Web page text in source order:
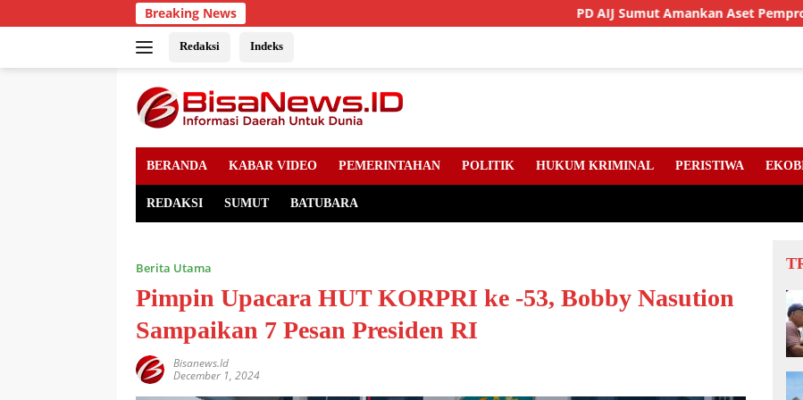
to
Breaking News PD AIJ Sumut Amankan Aset Pemprov Di Binjai,
Redaksi Indeks
BERANDA KABAR VIDEO PEMERINTAHAN POLITIK HUKUM KRIMINAL PERISTIWA
REDAKSI SUMUT BATUBARA
Berita Utama
Pimpin Upacara HUT KORPRI ke -53, Bobby Nasution
Sampaikan 7 Pesan Presiden RI
Bisanews.id
December 1, 2024